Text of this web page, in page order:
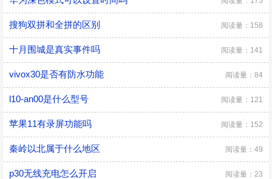
搜狗双拼和全拼的区别 阅读量：158
十月围城是真实事件吗 阅读量：141
vivox30是否有防水功能 阅读量：84
l10-an00是什么型号 阅读量：121
苹果11有录屏功能吗 阅读量：152
秦岭以北属于什么地区 阅读量：49
p30无线充电怎么开启 阅读量：23